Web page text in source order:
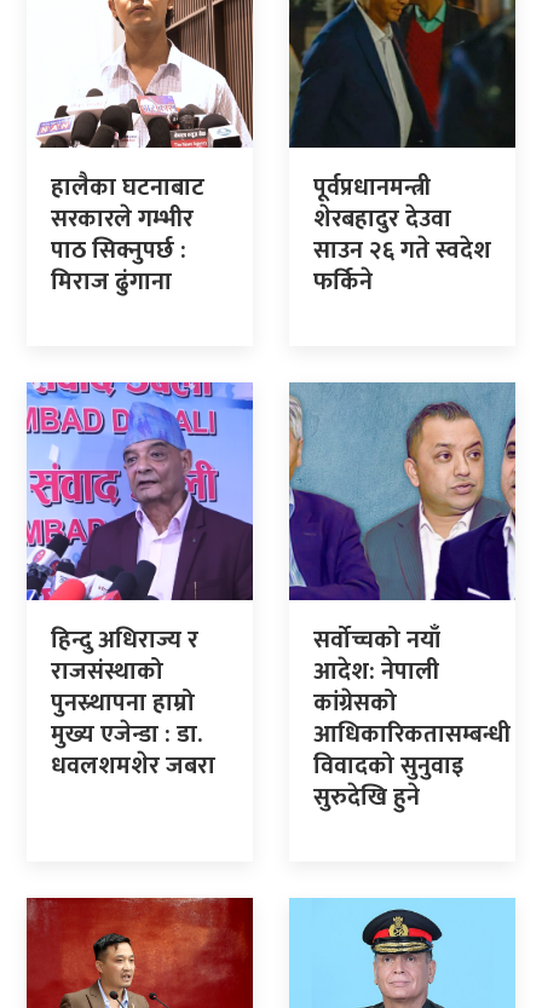
हालैका घटनाबाट
सरकारले गम्भीर
पाठ सिक्नुपर्छ :
मिराज ढुंगाना
पूर्वप्रधानमन्त्री
शेरबहादुर देउवा
साउन २६ गते स्वदेश
फर्किने
हिन्दु अधिराज्य र
राजसंस्थाको
पुनस्र्थापना हाम्रो
मुख्य एजेन्डा : डा.
धवलशमशेर जबरा
सर्वोच्चको नयाँ
आदेश: नेपाली
कांग्रेसको
आधिकारिकतासम्बन्धी
विवादको सुनुवाइ
सुरुदेखि हुने